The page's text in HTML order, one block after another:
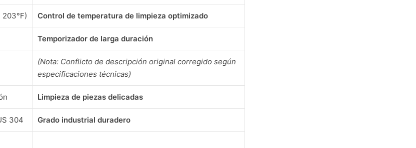
203°F) Control de temperatura de limpieza optimizado
Temporizador de larga duración
(Nota: Conflicto de descripción original corregido según
especificaciones técnicas)
Limpieza de piezas delicadas
304 Grado industrial duradero